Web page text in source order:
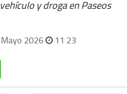
y droga en Paseos
2026 11 23